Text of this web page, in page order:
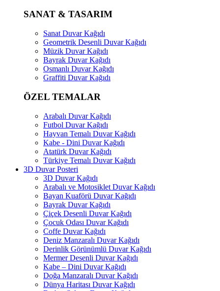
SANAT & TASARIM
Sanat Duvar Kağıdı
Geometrik Desenli Duvar Kağıdı
Müzik Duvar Kağıdı
Bayrak Duvar Kağıdı
Osmanlı Duvar Kağıdı
Graffiti Duvar Kağıdı
ÖZEL TEMALAR
Arabalı Duvar Kağıdı
Futbol Duvar Kağıdı
Hayvan Temalı Duvar Kağıdı
Kabe - Dini Duvar Kağıdı
Atatürk Duvar Kağıdı
Türkiye Temalı Duvar Kağıdı
3D Duvar Posteri
3D Duvar Kağıdı
Arabalı ve Motosiklet Duvar Kağıdı
Bayan Kuaförü Duvar Kağıdı
Bayrak Duvar Kağıdı
Çiçek Desenli Duvar Kağıdı
Çocuk Odası Duvar Kağıdı
Coffe Duvar Kağıdı
Deniz Manzaralı Duvar Kağıdı
Derinlik Görünümlü Duvar Kağıdı
Mermer Desenli Duvar Kağıdı
Kabe – Dini Duvar Kağıdı
Doğa Manzaralı Duvar Kağıdı
Dünya Haritası Duvar Kağıdı